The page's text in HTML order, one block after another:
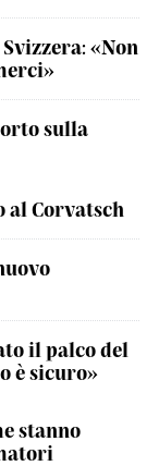
«Non
sulla
al Corvatsch
il palco del
è sicuro»
stanno